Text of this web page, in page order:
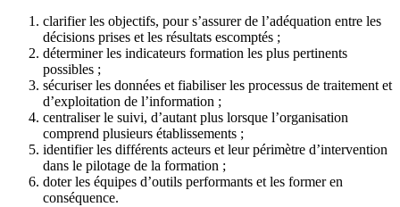
clarifier les objectifs, pour s’assurer de l’adéquation entre les
décisions prises et les résultats escomptés ;
déterminer les indicateurs formation les plus pertinents
possibles ;
sécuriser les données et fiabiliser les processus de traitement et
d’exploitation de l’information ;
centraliser le suivi, d’autant plus lorsque l’organisation
comprend plusieurs établissements ;
identifier les différents acteurs et leur périmètre d’intervention
dans le pilotage de la formation ;
doter les équipes d’outils performants et les former en
conséquence.